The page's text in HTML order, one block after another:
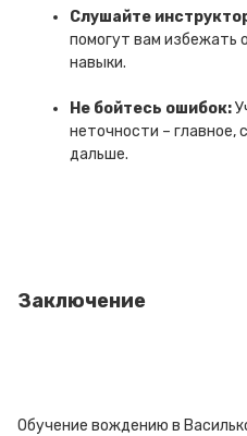
Слушайте
помогут вам избежать
навыки.
Не бойтесь ошибок:
неточности – главное,
дальше.
Заключение
Обучение вождению в